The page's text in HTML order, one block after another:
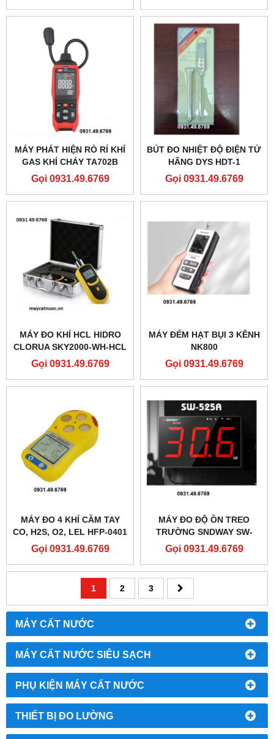
MÁY CẤT NƯỚC
MÁY CẤT NƯỚC SIÊU SẠCH
PHỤ KIỆN MÁY CẤT NƯỚC
THIẾT BỊ ĐO LƯỜNG
MÁY PHÁT HIỆN RÒ RỈ KHÍ
GAS KHÍ CHÁY TA702B
Gọi 0931.49.6769
BÚT ĐO NHIỆT ĐỘ ĐIỆN TỬ
HÃNG DYS HDT-1
Gọi 0931.49.6769
MÁY ĐO KHÍ HCL HIDRO
CLORUA SKY2000-WH-HCL
Gọi 0931.49.6769
MÁY ĐẾM HẠT BỤI 3 KÊNH
NK800
Gọi 0931.49.6769
MÁY ĐO 4 KHÍ CẦM TAY
CO, H2S, O2, LEL HFP-0401
Gọi 0931.49.6769
MÁY ĐO ĐỘ ỒN TREO
TRƯỜNG SNDWAY SW-
525A
Gọi 0931.49.6769
1 2 3